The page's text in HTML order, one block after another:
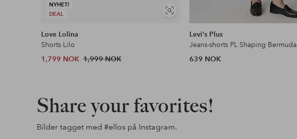
NYHET!
DEAL
Vis
lignende
Love Lolina
Shorts Lilo
1,799 NOK 1,999 NOK
Levi's Plus
Jeans-shorts PL Shaping Bermuda
639 NOK
Share your favorites!
Bilder tagget med #ellospå Instagram.